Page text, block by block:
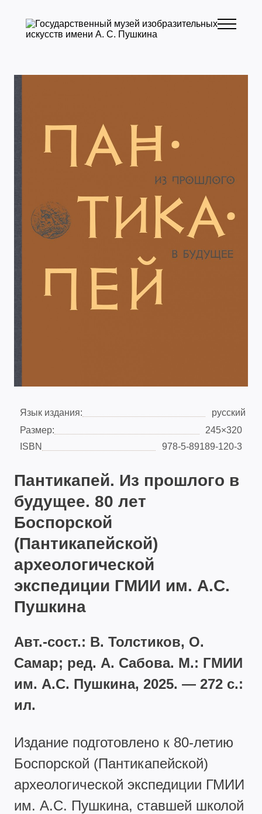
Язык издания:
русский
Размер:
245×320
ISBN
978-5-89189-120-3
Пантикапей. Из прошлого в
будущее. 80 лет
Боспорской
(Пантикапейской)
археологической
экспедиции ГМИИ им. А.С.
Пушкина
Авт.-сост.: В. Толстиков, О.
Самар; ред. А. Сабова. М.: ГМИИ
им. А.С. Пушкина, 2025. — 272 с.:
ил.
Издание подготовлено к 80‑летию
Боспорской (Пантикапейской)
археологической экспедиции ГМИИ
им. А.С. Пушкина, ставшей школой